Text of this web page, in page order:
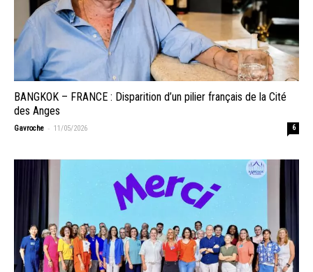
BANGKOK – FRANCE : Disparition d’un pilier français de la Cité
des Anges
Gavroche - 11/05/2026 6